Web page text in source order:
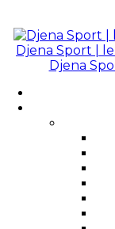
Djena Sport |
Djena